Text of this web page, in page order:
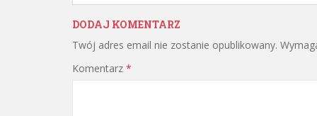
DODAJ KOMENTARZ
Twój adres email nie zostanie opublikowany.
Komentarz *